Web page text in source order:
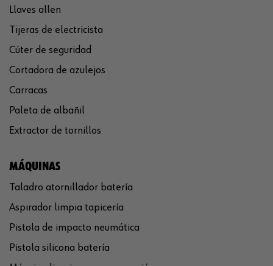
Llaves allen
Tijeras de electricista
Cúter de seguridad
Cortadora de azulejos
Carracas
Paleta de albañil
Extractor de tornillos
MÁQUINAS
Taladro atornillador batería
Aspirador limpia tapicería
Pistola de impacto neumática
Pistola silicona batería